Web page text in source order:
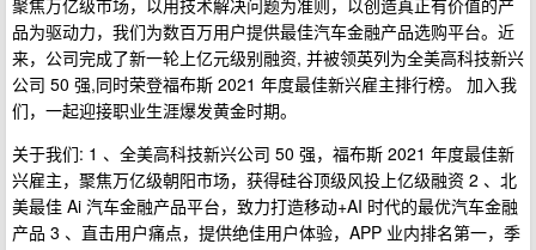
聚焦万亿级市场，以用技术解决问题为准则，以创造真正有价值的产
品为驱动力，我们为数百万用户提供最佳汽车金融产品选购平台。近
来，公司完成了新一轮上亿元级别融资, 并被领英列为全美高科技新兴
公司 50 强,同时荣登福布斯 2021 年度最佳新兴雇主排行榜。 加入我
们，一起迎接职业生涯爆发黄金时期。
关于我们: 1 、全美高科技新兴公司 50 强，福布斯 2021 年度最佳新
兴雇主，聚焦万亿级朝阳市场，获得硅谷顶级风投上亿级融资 2 、北
美最佳 Ai 汽车金融产品平台，致力打造移动+AI 时代的最优汽车金融
产品 3 、直击用户痛点，提供绝佳用户体验，APP 业内排名第一，季